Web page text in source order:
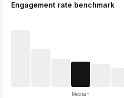
Engagement rate benchmark
Median